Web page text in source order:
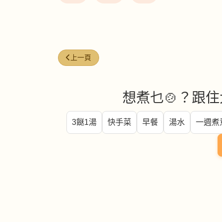
上一篇文章: 秋葵
上一頁
想煮乜🍲？跟
3餸1湯 快手菜 早餐 湯水 一週煮